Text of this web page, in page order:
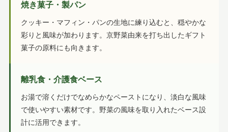
焼き菓子・製パン
クッキー・マフィン・パンの生地に練り込むと、穏やかな
彩りと風味が加わります。京野菜由来を打ち出したギフト
菓子の原料にも向きます。
離乳食・介護食ベース
お湯で溶くだけでなめらかなペーストになり、淡白な風味
で使いやすい素材です。野菜の風味を取り入れたベース設
計に活用できます。